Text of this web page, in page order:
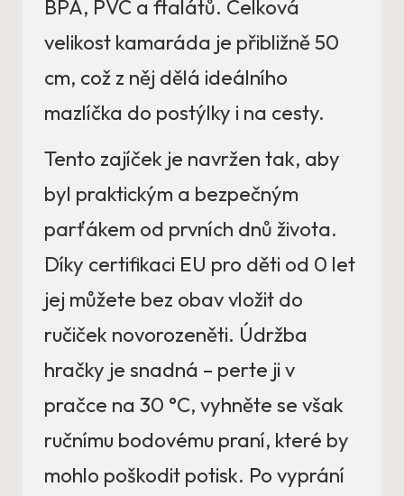
BPA, PVC a ftalátů. Celková
velikost kamaráda je přibližně 50
cm, což z něj dělá ideálního
mazlíčka do postýlky i na cesty.
Tento zajíček je navržen tak, aby
byl praktickým a bezpečným
parťákem od prvních dnů života.
Díky certifikaci EU pro děti od 0 let
jej můžete bez obav vložit do
ručiček novorozeněti. Údržba
hračky je snadná – perte ji v
pračce na 30 °C, vyhněte se však
ručnímu bodovému praní, které by
mohlo poškodit potisk. Po vyprání